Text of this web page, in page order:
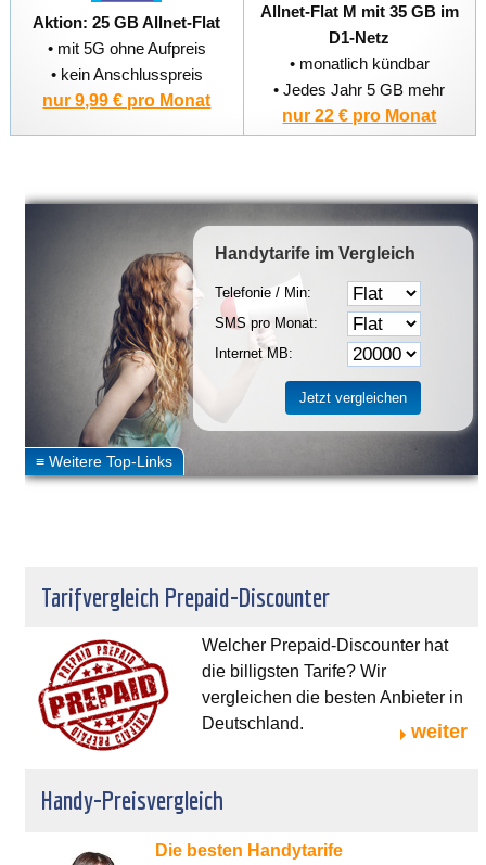
Aktion: 25 GB Allnet-Flat
• mit 5G ohne Aufpreis
• kein Anschlusspreis
nur 9,99 € pro Monat
Allnet-Flat M mit 35 GB im
D1-Netz
• monatlich kündbar
• Jedes Jahr 5 GB mehr
nur 22 € pro Monat
Handytarife im Vergleich
Telefonie / Min:
SMS pro Monat:
Internet MB:
Tarifvergleich Prepaid-Discounter
Welcher Prepaid-Discounter hat
die billigsten Tarife? Wir
vergleichen die besten Anbieter in
Deutschland.
weiter
Handy-Preisvergleich
Die besten Handytarife